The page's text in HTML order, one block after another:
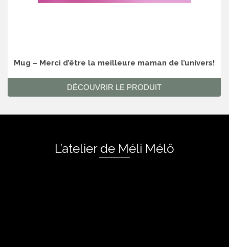
Mug – Merci d’être la meilleure maman de l’univers!
DÉCOUVRIR LE PRODUIT
L’atelier de Méli Mélô